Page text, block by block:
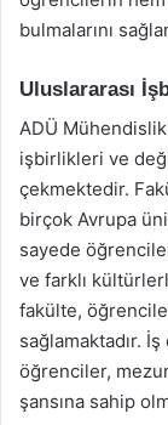
bulmalarını
Uluslararası
ADÜ
işbirlikleri ve
çekmektedir.
birçok Avrupa
sayede
ve farklı
fakülte,
sağlamaktadır.
öğrenciler,
şansına sahip